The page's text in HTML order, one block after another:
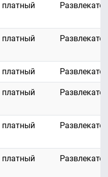
платный
платный
платный
платный
платный
платный